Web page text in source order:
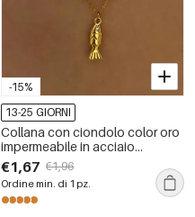
-15%
13-25 GIORNI
Collana con ciondolo color oro
impermeabile in acciaio
inossidabile a forma di pesce, 1
pezzo
€1,67 €1,96
Ordine min. di 1 pz.